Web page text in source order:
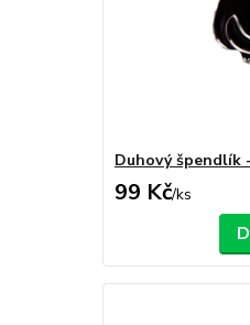
Duhový špendlík
99 Kč/ks